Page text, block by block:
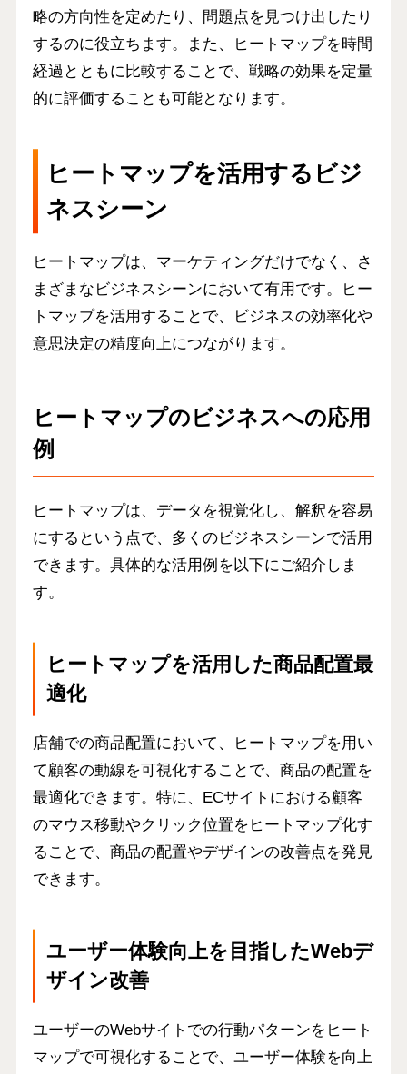
略の方向性を定めたり、問題点を見つけ出したり
するのに役立ちます。また、ヒートマップを時間
経過とともに比較することで、戦略の効果を定量
的に評価することも可能となります。
ヒートマップを活用するビジ
ネスシーン
ヒートマップは、マーケティングだけでなく、さ
まざまなビジネスシーンにおいて有用です。ヒー
トマップを活用することで、ビジネスの効率化や
意思決定の精度向上につながります。
ヒートマップのビジネスへの応用
例
ヒートマップは、データを視覚化し、解釈を容易
にするという点で、多くのビジネスシーンで活用
できます。具体的な活用例を以下にご紹介しま
す。
ヒートマップを活用した商品配置最
適化
店舗での商品配置において、ヒートマップを用い
て顧客の動線を可視化することで、商品の配置を
最適化できます。特に、ECサイトにおける顧客
のマウス移動やクリック位置をヒートマップ化す
ることで、商品の配置やデザインの改善点を発見
できます。
ユーザー体験向上を目指したWebデ
ザイン改善
ユーザーのWebサイトでの行動パターンをヒート
マップで可視化することで、ユーザー体験を向上